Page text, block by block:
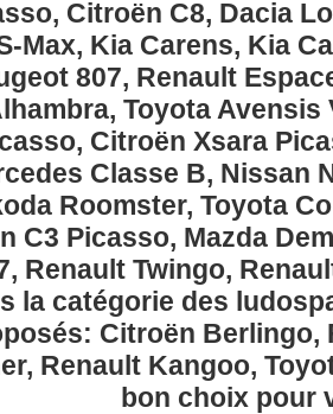
Citroën C8, Dacia
Max, Kia Carens, Kia
807, Renault
Toyota
Citroën Xsara
Classe B, Nissan
Roomster, Toyota
C3 Picasso, Mazda
Renault Twingo,
la catégorie des
Citroën Berlingo,
Renault Kangoo,
bon choix pour